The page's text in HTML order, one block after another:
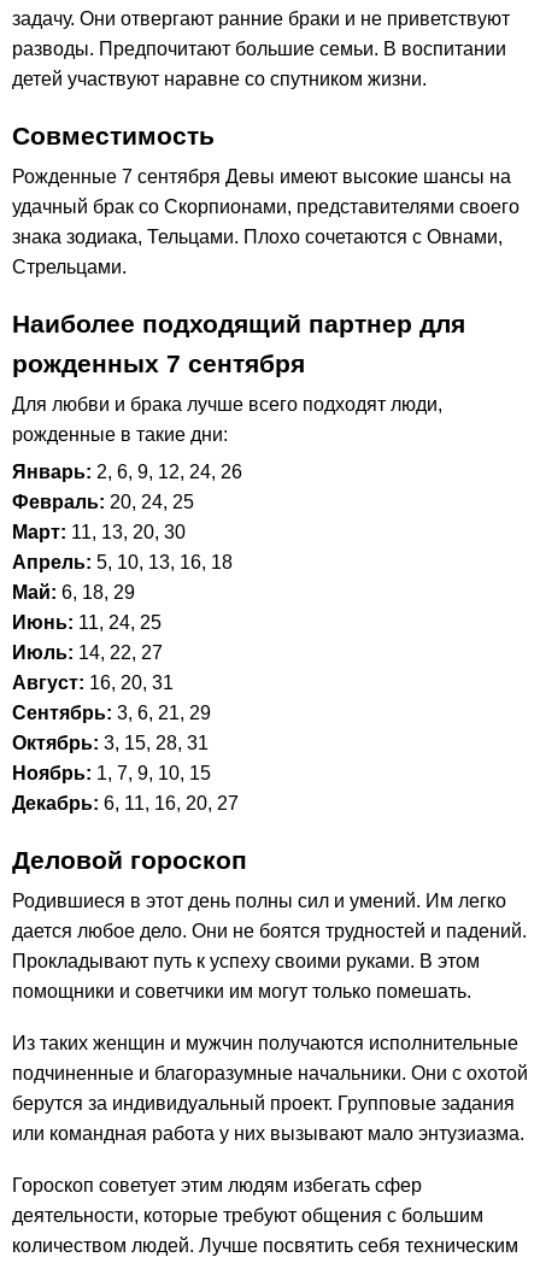
задачу. Они отвергают ранние браки и не приветствуют
разводы. Предпочитают большие семьи. В воспитании
детей участвуют наравне со спутником жизни.
Совместимость
Рожденные 7 сентября Девы имеют высокие шансы на
удачный брак со Скорпионами, представителями своего
знака зодиака, Тельцами. Плохо сочетаются с Овнами,
Стрельцами.
Наиболее подходящий партнер для
рожденных 7 сентября
Для любви и брака лучше всего подходят люди,
рожденные в такие дни:
Январь: 2, 6, 9, 12, 24, 26
Февраль: 20, 24, 25
Март: 11, 13, 20, 30
Апрель: 5, 10, 13, 16, 18
Май: 6, 18, 29
Июнь: 11, 24, 25
Июль: 14, 22, 27
Август: 16, 20, 31
Сентябрь: 3, 6, 21, 29
Октябрь: 3, 15, 28, 31
Ноябрь: 1, 7, 9, 10, 15
Декабрь: 6, 11, 16, 20, 27
Деловой гороскоп
Родившиеся в этот день полны сил и умений. Им легко
дается любое дело. Они не боятся трудностей и падений.
Прокладывают путь к успеху своими руками. В этом
помощники и советчики им могут только помешать.
Из таких женщин и мужчин получаются исполнительные
подчиненные и благоразумные начальники. Они с охотой
берутся за индивидуальный проект. Групповые задания
или командная работа у них вызывают мало энтузиазма.
Гороскоп советует этим людям избегать сфер
деятельности, которые требуют общения с большим
количеством людей. Лучше посвятить себя техническим